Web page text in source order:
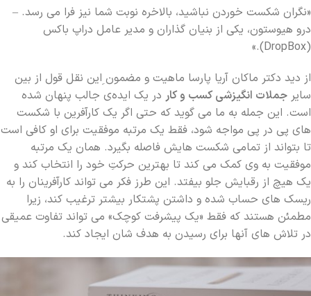
«نگران شکست خوردن نباشید، بالاخره نوبت شما نیز فرا می رسد. –
درو هیوستون، یکی از بنیان گذاران و مدیر عامل دراپ باکس
(DropBox).»
از دید دکتر ماکان آریا پارسا ماهیت و مضمون ِاین نقل قول از بین
سایر جملات انگیزشی کسب و کار در یک ایده‌ی جالب پنهان شده
است. این جمله به ما می گوید که حتی اگر یک کارآفرین با شکست
های پی در پی مواجه شود، فقط یک مرتبه موفقیت برای او کافی است
تا بتواند از تمامی شکست هایش فاصله بگیرد. همان یک مرتبه
موفقیت به وی کمک می کند تا بهترین حرکتِ خود را انتخاب کند و
یک هیچ از رقبایش جلو بیفتد. این طرز فکر می تواند کارآفرینان را به
ریسک های حساب شده و داشتن پشتکار بیشتر ترغیب کند، زیرا
مطمئن هستند که فقط «یک پیشرفت کوچک» می تواند تفاوت عمیقی
در تلاش های آنها برای رسیدن به هدف شان ایجاد کند.